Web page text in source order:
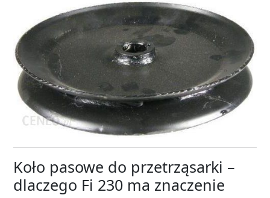
Koło pasowe do przetrząsarki –
dlaczego Fi 230 ma znaczenie